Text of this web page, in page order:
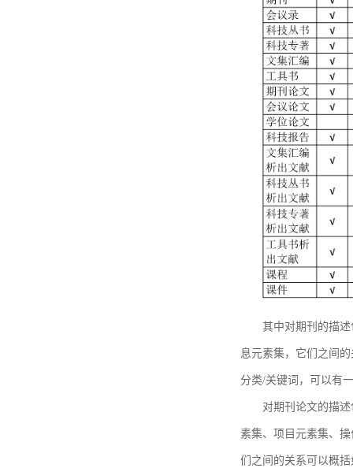
其中对期刊的描
息元素集，它们之间
分类/关键词，可以有
对期刊论文的描
素集、项目元素集、
们之间的关系可以概